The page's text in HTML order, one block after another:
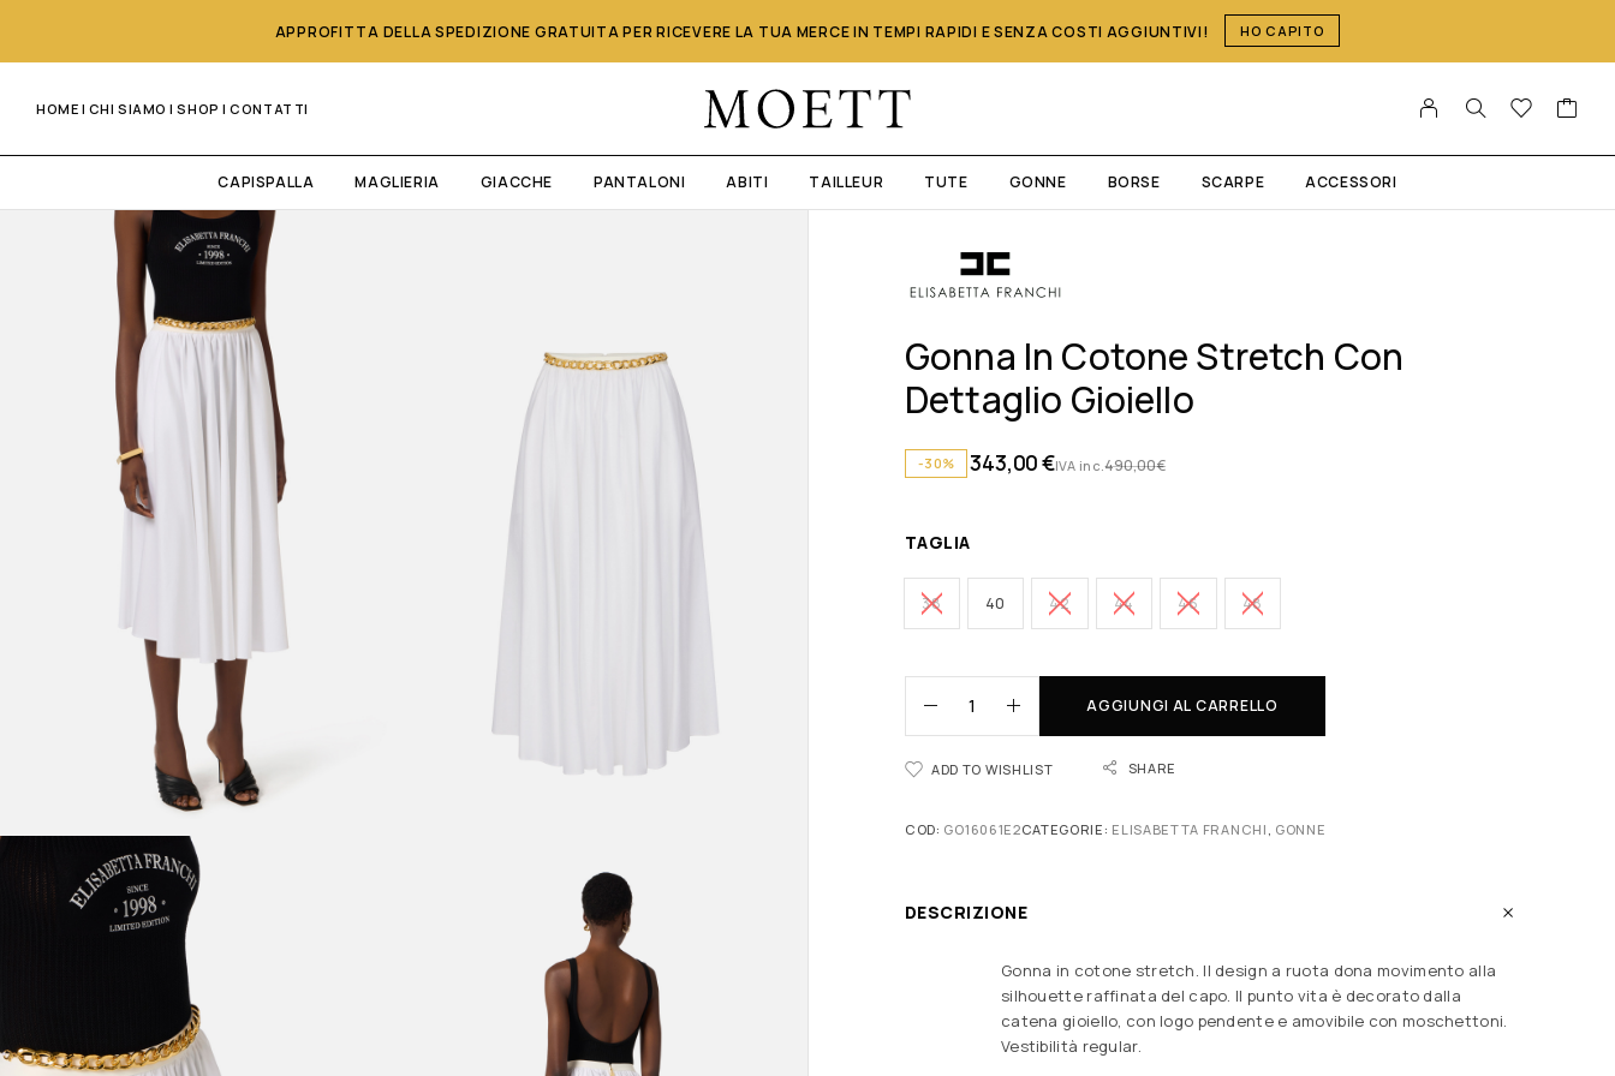
APPROFITTA DELLA SPEDIZIONE GRATUITA PER RICEVERE LA TUA MERCE IN TEMPI RAPIDI E SENZA COSTI AGGIUNTIVI! HO CAPITO
HOME | CHI SIAMO |SHOP |CONTATTI
CAPISPALLA MAGLIERIA GIACCHE PANTALONI ABITI TAILLEUR TUTE GONNE BORSE SCARPE ACCESSORI
Gonna In Cotone Stretch Con
Dettaglio Gioiello
-30% 490,00€
343,00€IVA inc.
TAGLIA
38 40 42 44 46 48
AGGIUNGI AL CARRELLO
ADD TO WISHLIST SHARE
COD: GO16061E2CATEGORIE: ELISABETTA FRANCHI GONNE
DESCRIZIONE
Gonna in cotone stretch. Il design a ruota dona movimento alla
silhouette raffinata del capo. Il punto vita è decorato dalla
catena gioiello, con logo pendente e amovibile con moschettoni.
Vestibilità regular.